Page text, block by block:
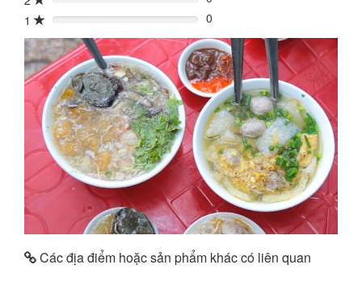
0%
1
0% 0
Các địa điểm hoặc sản phẩm khác có liên quan